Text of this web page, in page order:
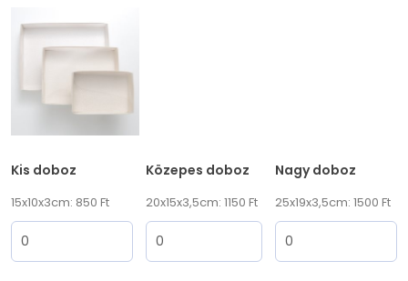
Kis doboz
15x10x3cm: 850 Ft
Közepes doboz
20x15x3,5cm: 1150 Ft
Nagy doboz
25x19x3,5cm: 1500 Ft